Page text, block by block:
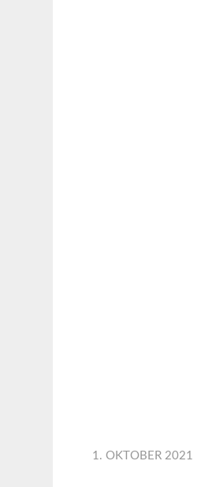
1. OKTOBER 2021